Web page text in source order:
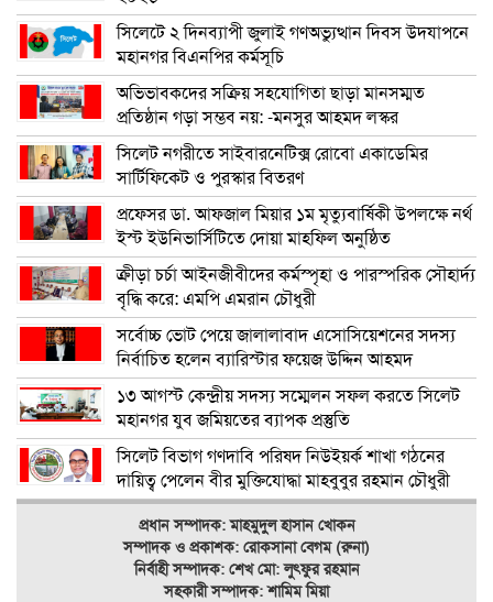
সিলেটে ২ দিনব্যাপী জুলাই গণঅভ্যুত্থান দিবস উদযাপনে
মহানগর বিএনপির কর্মসূচি
অভিভাবকদের সক্রিয় সহযোগিতা ছাড়া মানসম্মত
প্রতিষ্ঠান গড়া সম্ভব নয়: -মনসুর আহমদ লস্কর
সিলেট নগরীতে সাইবারনেটিক্স রোবো একাডেমির
সার্টিফিকেট ও পুরস্কার বিতরণ
প্রফেসর ডা. আফজাল মিয়ার ১ম মৃত্যুবার্ষিকী উপলক্ষে নর্থ
ইস্ট ইউনিভার্সিটিতে দোয়া মাহফিল অনুষ্ঠিত
ক্রীড়া চর্চা আইনজীবীদের কর্মস্পৃহা ও পারস্পরিক সৌহার্দ্য
বৃদ্ধি করে: এমপি এমরান চৌধুরী
সর্বোচ্চ ভোট পেয়ে জালালাবাদ এসোসিয়েশনের সদস্য
নির্বাচিত হলেন ব্যারিস্টার ফয়েজ উদ্দিন আহমদ
১৩ আগস্ট কেন্দ্রীয় সদস্য সম্মেলন সফল করতে সিলেট
মহানগর যুব জমিয়তের ব্যাপক প্রস্তুতি
সিলেট বিভাগ গণদাবি পরিষদ নিউইয়র্ক শাখা গঠনের
দায়িত্ব পেলেন বীর মুক্তিযোদ্ধা মাহবুবুর রহমান চৌধুরী
প্রধান সম্পাদক: মাহমুদুল হাসান খোকন
সম্পাদক ও প্রকাশক: রোকসানা বেগম (রুনা)
নির্বাহী সম্পাদক: শেখ মো: লুৎফুর রহমান
সহকারী সম্পাদক: শামিম মিয়া